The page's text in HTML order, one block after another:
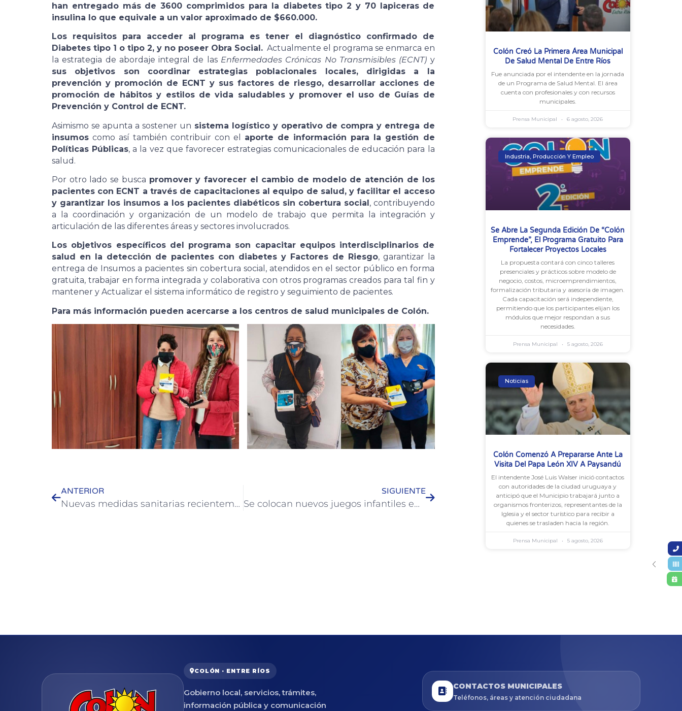
han entregado más de 3600 comprimidos para la diabetes tipo 2 y 70 lapiceras de
insulina lo que equivale a un valor aproximado de $660.000.
Los requisitos para acceder al programa es tener el diagnóstico confirmado de
Diabetes tipo 1 o tipo 2, y no poseer Obra Social. Actualmente el programa se enmarca en
la estrategia de abordaje integral de las Enfermedades Crónicas No Transmisibles (ECNT) y
sus objetivos son coordinar estrategias poblacionales locales, dirigidas a la
prevención y promoción de ECNT y sus factores de riesgo, desarrollar acciones de
promoción de hábitos y estilos de vida saludables y promover el uso de Guías de
Prevención y Control de ECNT.
Asimismo se apunta a sostener un sistema logístico y operativo de compra y entrega de
insumos como así también contribuir con el aporte de información para la gestión de
Políticas Públicas, a la vez que favorecer estrategias comunicacionales de educación para la
salud.
Por otro lado se busca promover y favorecer el cambio de modelo de atención de los
pacientes con ECNT a través de capacitaciones al equipo de salud, y facilitar el acceso
y garantizar los insumos a los pacientes diabéticos sin cobertura social, contribuyendo
a la coordinación y organización de un modelo de trabajo que permita la integración y
articulación de las diferentes áreas y sectores involucrados.
Los objetivos específicos del programa son capacitar equipos interdisciplinarios de
salud en la detección de pacientes con diabetes y Factores de Riesgo, garantizar la
entrega de Insumos a pacientes sin cobertura social, atendidos en el sector público en forma
gratuita, trabajar en forma integrada y colaborativa con otros programas creados para tal fin y
mantener y Actualizar el sistema informático de registro y seguimiento de pacientes.
Para más información pueden acercarse a los centros de salud municipales de Colón.
ANTERIOR
Nuevas medidas sanitarias recientemente dispuestas por resolución del Gobierno Provincial, habilitan actividades deportivas y culturales.
SIGUIENTE
Se colocan nuevos juegos infantiles en el Parque Quirós
Colón Creó La Primera Área Municipal
De Salud Mental De Entre Ríos
Fue anunciada por el intendente en la jornada
de un Programa de Salud Mental. El área
cuenta con profesionales y con recursos
municipales.
Prensa Municipal 6 agosto, 2026
Industria, Producción Y Empleo
Se Abre La Segunda Edición De “Colón
Emprende”, El Programa Gratuito Para
Fortalecer Proyectos Locales
La propuesta contará con cinco talleres
presenciales y prácticos sobre modelo de
negocio, costos, microemprendimientos,
formalización tributaria y asesoría de imagen.
Cada capacitación será independiente,
permitiendo que los participantes elijan los
módulos que mejor respondan a sus
necesidades.
Prensa Municipal 5 agosto, 2026
Noticias
Colón Comenzó A Prepararse Ante La
Visita Del Papa León XIV A Paysandú
El intendente José Luis Walser inició contactos
con autoridades de la ciudad uruguaya y
anticipó que el Municipio trabajará junto a
organismos fronterizos, representantes de la
Iglesia y el sector turístico para recibir a
quienes se trasladen hacia la región.
Prensa Municipal 5 agosto, 2026
COLÓN · ENTRE RÍOS
Gobierno local, servicios, trámites,
información pública y comunicación
CONTACTOS MUNICIPALES
Teléfonos, áreas y atención ciudadana